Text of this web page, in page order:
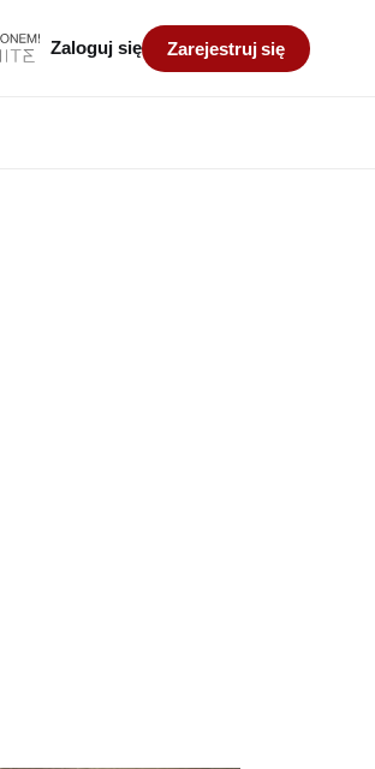
Zaloguj się Zarejestruj się